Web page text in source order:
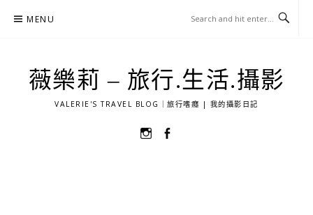
MENU
薇樂莉 – 旅行.生活.攝影
VALERIE'S TRAVEL BLOG｜旅行嗜癮 | 我的攝影日記
選